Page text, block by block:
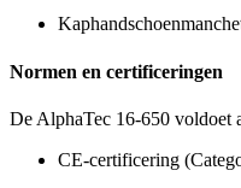
Normen en certificeringen
De AlphaTec 16-650 voldoet
CE-certificering